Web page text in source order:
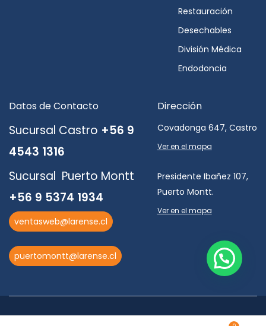
Restauración
Desechables
División Médica
Endodoncia
Datos de Contacto
Sucursal Castro +56 9
4543 1316
Sucursal Puerto Montt
+56 9 5374 1934
ventasweb@larense.cl
puertomontt@larense.cl
Dirección
Covadonga 647, Castro
Ver en el mapa
Presidente Ibañez 107,
Puerto Montt.
Ver en el mapa